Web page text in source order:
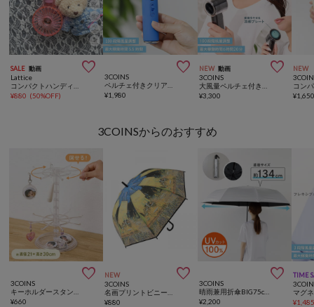
SALE 動画 
Lattice
¥880 (50%OFF)

3COINS
¥1,980
NEW 動画 
3COINS
¥3,300
NEW
¥
3COINSからのおすすめ

3COINS
¥660
NEW 
3COINS
¥880

3COINS
晴雨兼用折傘BIG75cm
¥2,200
TIME
¥